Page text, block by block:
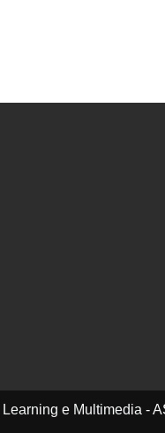
Learning e Multimedia -